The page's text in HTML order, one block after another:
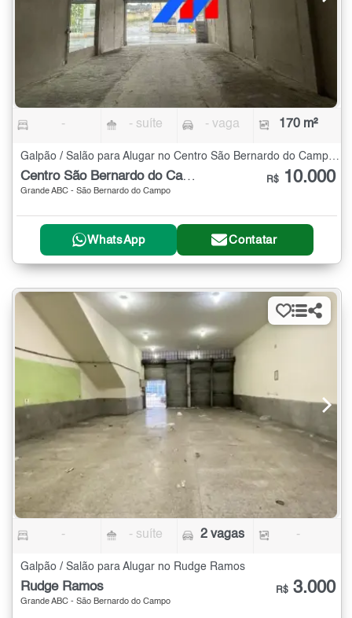
- - suíte - vaga 170 m²
Galpão / Salão para Alugar no Centro São Bernardo do Campo - 170 m²
Centro São Bernardo do Campo
Grande ABC - São Bernardo do Campo
R$ 10.000
WhatsApp Contatar
- - suíte 2 vagas -
Galpão / Salão para Alugar no Rudge Ramos
Rudge Ramos
Grande ABC - São Bernardo do Campo
R$ 3.000